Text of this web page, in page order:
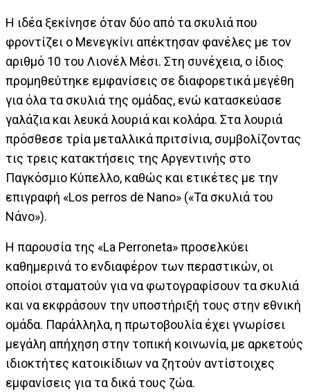
Η ιδέα ξεκίνησε όταν δύο από τα σκυλιά που
φροντίζει ο Μενεγκίνι απέκτησαν φανέλες με τον
αριθμό 10 του Λιονέλ Μέσι. Στη συνέχεια, ο ίδιος
προμηθεύτηκε εμφανίσεις σε διαφορετικά μεγέθη
για όλα τα σκυλιά της ομάδας, ενώ κατασκεύασε
γαλάζια και λευκά λουριά και κολάρα. Στα λουριά
πρόσθεσε τρία μεταλλικά πριτσίνια, συμβολίζοντας
τις τρεις κατακτήσεις της Αργεντινής στο
Παγκόσμιο Κύπελλο, καθώς και ετικέτες με την
επιγραφή «Los perros de Nano» («Τα σκυλιά του
Νάνο»).
Η παρουσία της «La Perroneta» προσελκύει
καθημερινά το ενδιαφέρον των περαστικών, οι
οποίοι σταματούν για να φωτογραφίσουν τα σκυλιά
και να εκφράσουν την υποστήριξή τους στην εθνική
ομάδα. Παράλληλα, η πρωτοβουλία έχει γνωρίσει
μεγάλη απήχηση στην τοπική κοινωνία, με αρκετούς
ιδιοκτήτες κατοικίδιων να ζητούν αντίστοιχες
εμφανίσεις για τα δικά τους ζώα.